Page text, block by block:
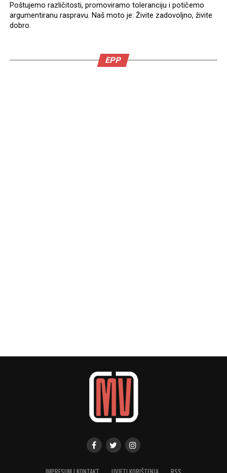
Poštujemo različitosti, promoviramo toleranciju i potičemo
argumentiranu raspravu. Naš moto je: Živite zadovoljno, živite
dobro.
EPP